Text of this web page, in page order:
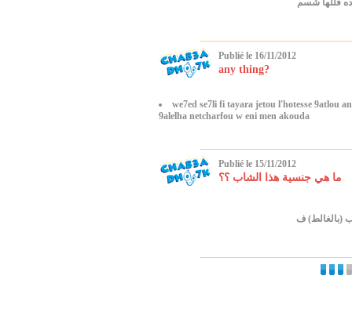
Publié le 16/11/2012
any thing?
we7ed se7li fi tayara jetou l'hotesse 9atlou
9alelha netcharfou w eni men akouda
Publié le 15/11/2012
ما هي جنسية هذا الشاب ؟؟